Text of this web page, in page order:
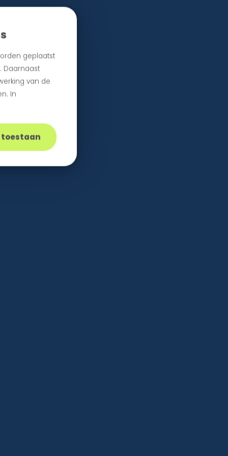
geplaatst
Daarnaast
van de
In
toestaan